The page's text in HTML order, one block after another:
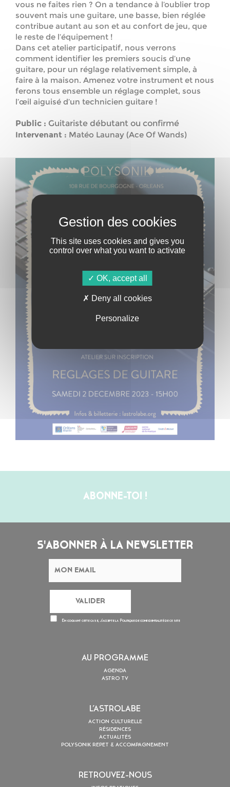
vous ne faites rien ? On a tendance à l’oublier trop
souvent mais une guitare, une basse, bien réglée
contribue autant au son et au confort de jeu, que
le reste de l’équipement !
Dans cet atelier participatif, nous verrons
comment identifier les premiers soucis d’une
guitare, pour un réglage relativement simple, à
faire à la maison. Amenez votre instrument et nous
ferons tous ensemble un réglage complet, sous
l’œil aiguisé d’un technicien guitare !
Public : Guitariste débutant ou confirmé
Intervenant : Matéo Launay (Ace Of Wands)
ABONNE-TOI !
S'ABONNER À LA NEWSLETTER
En cochant cette case, j’accepte la Politique de confidentialitéde ce site
AU PROGRAMME
AGENDA
ASTRO TV
L’ASTROLABE
ACTION CULTURELLE
RÉSIDENCES
ACTUALITÉS
POLYSONIK REPET & ACCOMPAGNEMENT
RETROUVEZ-NOUS
This site uses cookies and gives you
control over what you want to activate
OK, accept all
Deny all cookies
Personalize